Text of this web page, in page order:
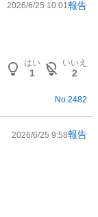
2026/6/25 10:01報告
はい
1
いいえ
2
No. 2482
2026/6/25 9:58報告